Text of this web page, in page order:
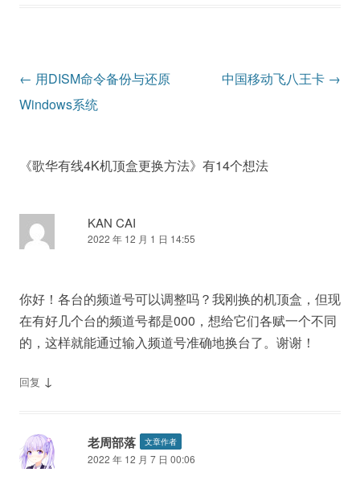
文
章
航
← 用DISM命令备份与还原
Windows系统
中国移动飞八王卡 →
《歌华有线4K机顶盒更换方法》有14个想法
KAN CAI
2022 年 12 月 1 日 14:55
你好！各台的频道号可以调整吗？我刚换的机顶盒，但现
在有好几个台的频道号都是000，想给它们各赋一个不同
的，这样就能通过输入频道号准确地换台了。谢谢！
回复 ↓
老周部落 文章作者
2022 年 12 月 7 日 00:06